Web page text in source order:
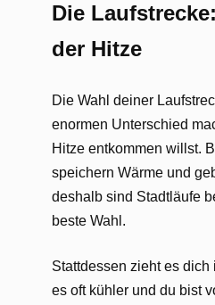
Die
der Hitze
Die Wahl deiner
enormen Unterschied
Hitze entkommen willst.
speichern Wärme und
deshalb sind Stadtläufe
beste Wahl.
Stattdessen zieht es dich
es oft kühler und du bist